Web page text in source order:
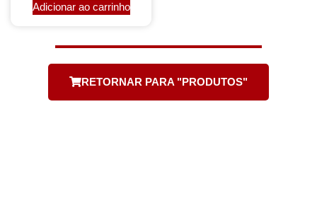
Adicionar ao carrinho
RETORNAR PARA "PRODUTOS"